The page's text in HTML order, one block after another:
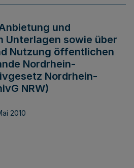
und
Unterlagen sowie über
Nutzung öffentlichen
Nordrhein-
Nordrhein-
NRW)
2010